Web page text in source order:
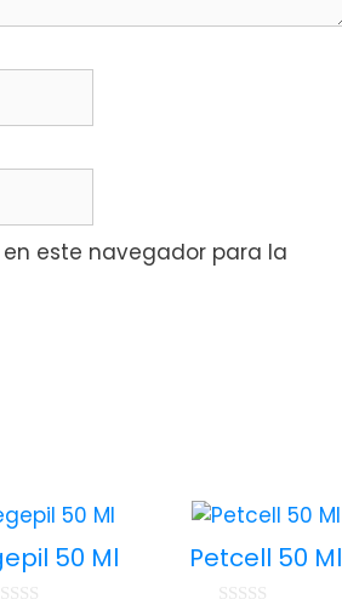
este navegador para la
50 Ml Petcell 50 Ml